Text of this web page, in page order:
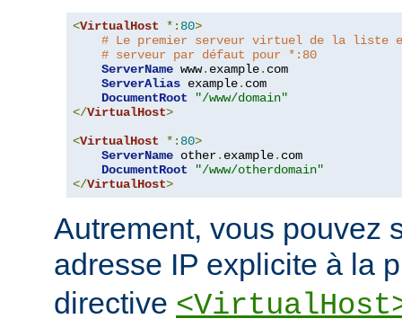
<VirtualHost *: 80>
# Le premier serveur virtuel de la liste
# serveur par défaut pour *:80
ServerName www. example. com
ServerAlias example. com
DocumentRoot
"/www/domain"
</VirtualHost>
<VirtualHost *: 80>
ServerName other. example. com
DocumentRoot
"/www/otherdomain"
</VirtualHost>
Autrement, vous pouvez
adresse IP explicite à la
directive